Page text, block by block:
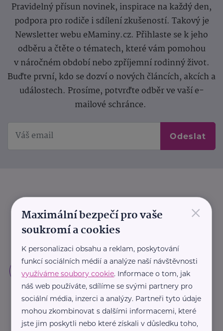
Pravidelný přísun novinek, inspirace na každý den,
podpora pro rodiče i sdílení zkušeností. Takový je
Newsletter webu eMaminy.cz. Přihlaste se k jeho
odběru a čtěte o tématech, které vám pomohou
v náročném období nebo zpříjemní rodinný život.
Buďte první, kdo se dozví o nových článcích, akcích a
událostech. Prosíme, potvrďte odběr ve vaší e-
mailové schránce.
Odeslat
×
Maximální bezpečí pro vaše
soukromí a cookies
K personalizaci obsahu a reklam, poskytování
funkcí sociálních médií a analýze naší návštěvnosti
využíváme soubory cookie. Informace o tom, jak
náš web používáte, sdílíme se svými partnery pro
sociální média, inzerci a analýzy. Partneři tyto údaje
mohou zkombinovat s dalšími informacemi, které
jste jim poskytli nebo které získali v důsledku toho,